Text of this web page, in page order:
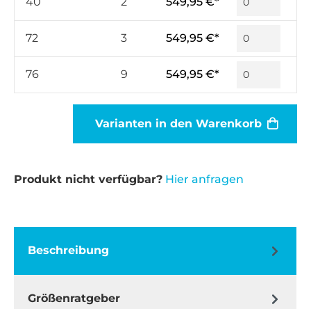
72 3 549,95 €*
76 9 549,95 €*
Varianten in den Warenkorb
Produkt nicht verfügbar? Hier anfragen
Beschreibung
Größenratgeber